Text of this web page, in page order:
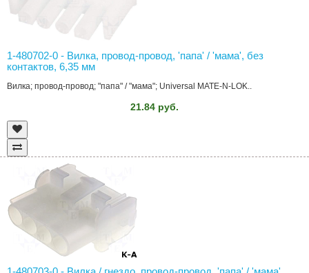
1-480702-0 - Вилка, провод-провод, 'папа' / 'мама', без
контактов, 6,35 мм
Вилка; провод-провод; "папа" / "мама"; Universal MATE-N-LOK..
21.84 руб.